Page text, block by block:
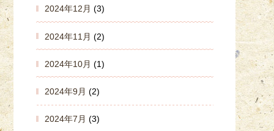
2024年12月 (3)
2024年11月 (2)
2024年10月 (1)
2024年9月 (2)
2024年7月 (3)